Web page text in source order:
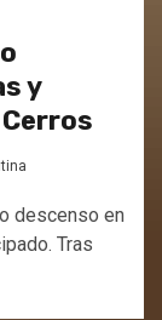
y
descenso en
Tras